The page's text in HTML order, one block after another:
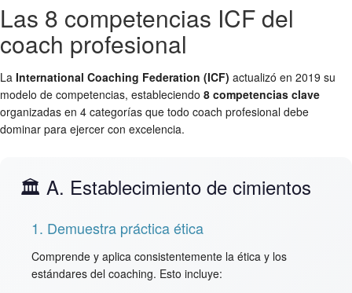
Las 8 competencias ICF del
coach profesional
La International Coaching Federation (ICF) actualizó en 2019 su
modelo de competencias, estableciendo 8 competencias clave
organizadas en 4 categorías que todo coach profesional debe
dominar para ejercer con excelencia.
🏛️ A. Establecimiento de cimientos
1. Demuestra práctica ética
Comprende y aplica consistentemente la ética y los
estándares del coaching. Esto incluye: